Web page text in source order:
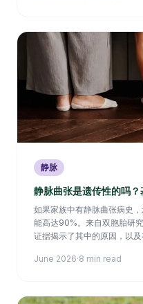
静脉
静脉曲张是遗传性的吗
如果家族中有静脉曲张病史
能高达90%。来自双胞胎研
证据揭示了其中的原因，以
June 2026·8 min read